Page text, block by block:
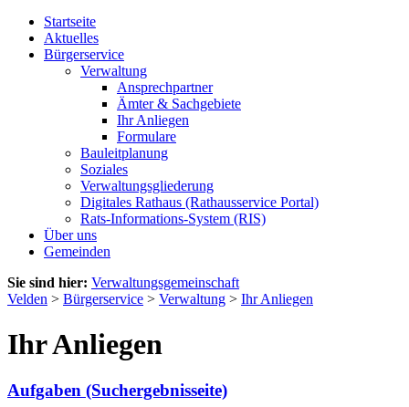
Startseite
Aktuelles
Bürgerservice
Verwaltung
Ansprechpartner
Ämter & Sachgebiete
Ihr Anliegen
Formulare
Bauleitplanung
Soziales
Verwaltungsgliederung
Digitales Rathaus (Rathausservice Portal)
Rats-Informations-System (RIS)
Über uns
Gemeinden
Sie sind hier: Verwaltungsgemeinschaft
Velden > Bürgerservice > Verwaltung > Ihr Anliegen
Ihr Anliegen
Aufgaben (Suchergebnisseite)